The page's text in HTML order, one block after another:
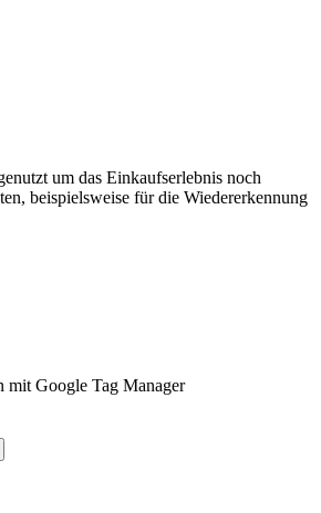
um das Einkaufserlebnis noch
beispielsweise für die Wiedererkennung
mit Google Tag Manager